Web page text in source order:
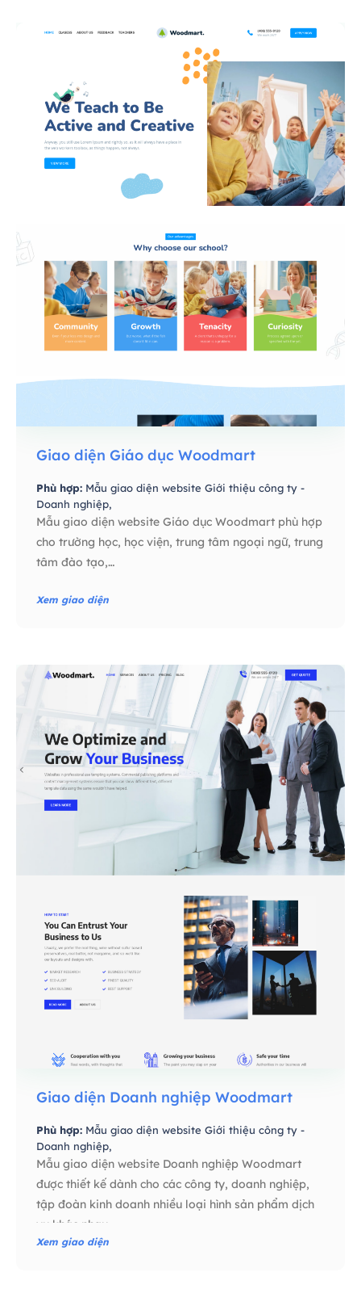
Giao diện Giáo dục Woodmart
Phù hợp: Mẫu giao diện website Giới thiệu công ty -
Doanh nghiệp,
Mẫu giao diện website Giáo dục Woodmart phù hợp
cho trường học, học viện, trung tâm ngoại ngữ, trung
tâm đào tạo,…
Xem giao diện
Giao diện Doanh nghiệp Woodmart
Phù hợp: Mẫu giao diện website Giới thiệu công ty -
Doanh nghiệp,
Mẫu giao diện website Doanh nghiệp Woodmart
được thiết kế dành cho các công ty, doanh nghiệp,
tập đoàn kinh doanh nhiều loại hình sản phẩm dịch
vụ khác nhau
Xem giao diện